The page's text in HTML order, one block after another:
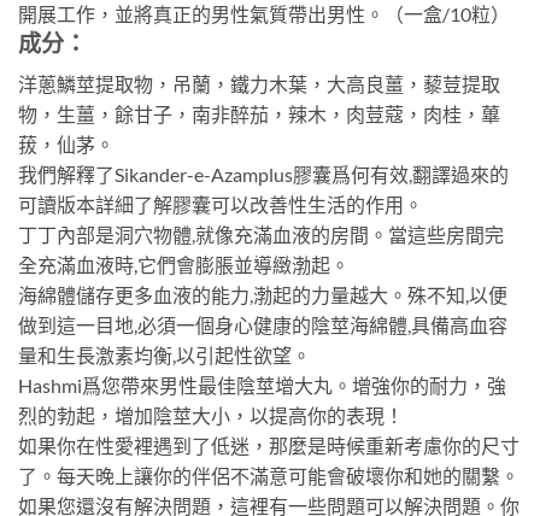
開展工作，並將真正的男性氣質帶出男性。（一盒/10粒）
成分：
洋蔥鱗莖提取物，吊蘭，鐵力木葉，大高良薑，藜荳提取
物，生薑，餘甘子，南非醉茄，辣木，肉荳蔻，肉桂，蓽
菝，仙茅。
我們解釋了Sikander-e-Azamplus膠囊爲何有效,翻譯過來的
可讀版本詳細了解膠囊可以改善性生活的作用。
丁丁內部是洞穴物體,就像充滿血液的房間。當這些房間完
全充滿血液時,它們會膨脹並導緻渤起。
海綿體儲存更多血液的能力,渤起的力量越大。殊不知,以便
做到這一目地,必須一個身心健康的陰莖海綿體,具備高血容
量和生長激素均衡,以引起性欲望。
Hashmi爲您帶來男性最佳陰莖增大丸。增強你的耐力，強
烈的勃起，增加陰莖大小，以提高你的表現！
如果你在性愛裡遇到了低迷，那麼是時候重新考慮你的尺寸
了。每天晚上讓你的伴侶不滿意可能會破壞你和她的關繫。
如果您還沒有解決問題，這裡有一些問題可以解決問題。你